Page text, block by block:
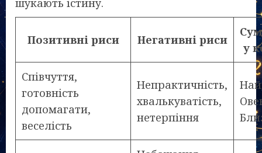
шукають істину.
Позитивні риси Негативні риси
у
Співчуття,
готовність
допомагати,
веселість
Непрактичність,
хвалькуватість,
нетерпіння